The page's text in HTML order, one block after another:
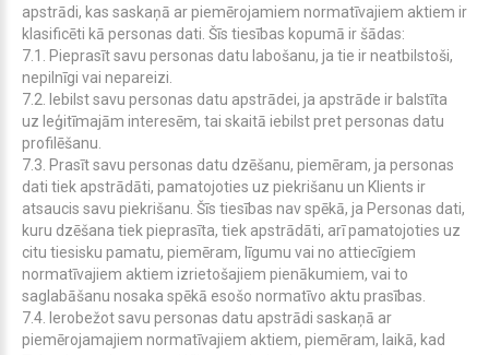
apstrādi, kas saskaņā ar piemērojamiem normatīvajiem aktiem ir
klasificēti kā personas dati. Šīs tiesības kopumā ir šādas:
7.1. Pieprasīt savu personas datu labošanu, ja tie ir neatbilstoši,
nepilnīgi vai nepareizi.
7.2. Iebilst savu personas datu apstrādei, ja apstrāde ir balstīta
uz leģitīmajām interesēm, tai skaitā iebilst pret personas datu
profilēšanu.
7.3. Prasīt savu personas datu dzēšanu, piemēram, ja personas
dati tiek apstrādāti, pamatojoties uz piekrišanu un Klients ir
atsaucis savu piekrišanu. Šīs tiesības nav spēkā, ja Personas dati,
kuru dzēšana tiek pieprasīta, tiek apstrādāti, arī pamatojoties uz
citu tiesisku pamatu, piemēram, līgumu vai no attiecīgiem
normatīvajiem aktiem izrietošajiem pienākumiem, vai to
saglabāšanu nosaka spēkā esošo normatīvo aktu prasības.
7.4. Ierobežot savu personas datu apstrādi saskaņā ar
piemērojamajiem normatīvajiem aktiem, piemēram, laikā, kad